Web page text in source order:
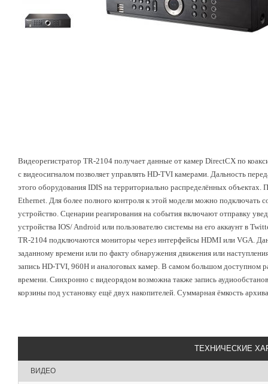
Видеорегистратор TR-2104 получает данные от камер DirectCX по
с видеосигналом позволяет управлять HD-TVI камерами. Дальность
этого оборудования IDIS на территориально распределённых объектах.
Ethernet. Для более полного контроля к этой модели можно подключать
устройство. Сценарии реагирования на события включают отправку
устройства IOS/ Android или пользователю системы на его аккаунт в
TR-2104 подключаются мониторы через интерфейсы HDMI или VGA.
заданному времени или по факту обнаружения движения или
запись HD-TVI, 960H и аналоговых камер. В самом большом доступном
времени. Синхронно с видеорядом возможна также запись
корзины под установку ещё двух накопителей. Суммарная ёмкость
ТЕХНИЧЕСКИЕ
ВИДЕО